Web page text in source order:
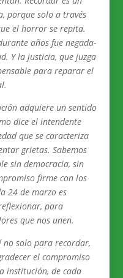
porque solo a través
el horror se repita.
años fue negada-
Y la justicia, que juzga
para reparar el
adquiere un sentido
dice el intendente
que se caracteriza
grietas. Sabemos
sin democracia, sin
firme con los
24 de marzo es
para
que nos unen.
no solo para recordar,
el compromiso
institución, de cada